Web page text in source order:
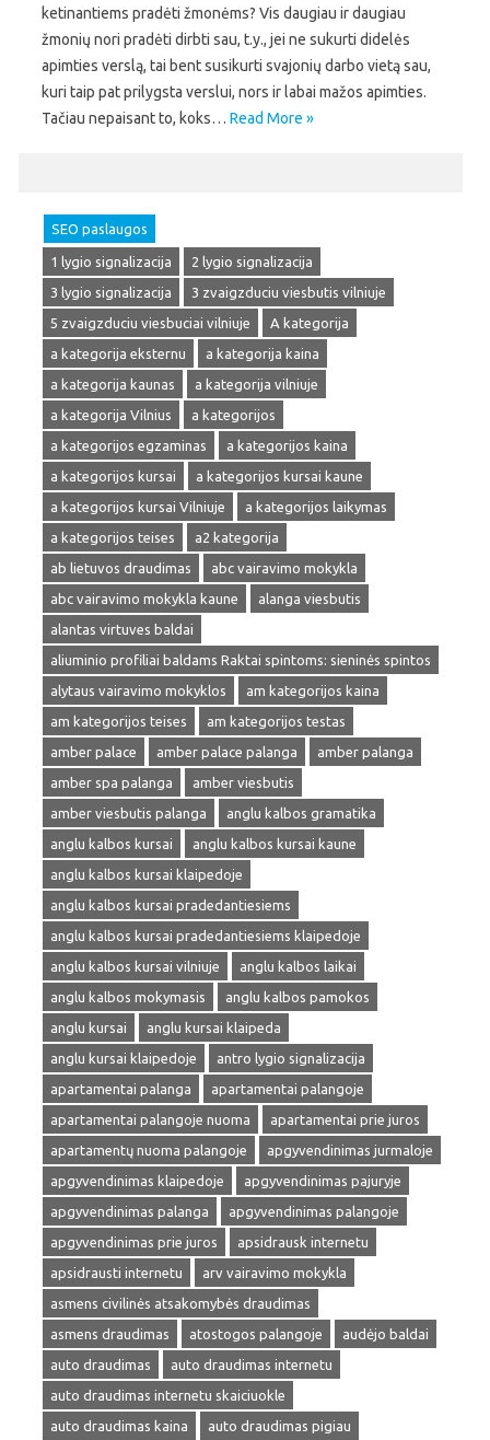
ketinantiems pradėti žmonėms? Vis daugiau ir daugiau
žmonių nori pradėti dirbti sau, t.y., jei ne sukurti didelės
apimties verslą, tai bent susikurti svajonių darbo vietą sau,
kuri taip pat prilygsta verslui, nors ir labai mažos apimties.
Tačiau nepaisant to, koks… Read More »
SEO paslaugos
1 lygio signalizacija
2 lygio signalizacija
3 lygio signalizacija
3 zvaigzduciu viesbutis vilniuje
5 zvaigzduciu viesbuciai vilniuje
A kategorija
a kategorija eksternu
a kategorija kaina
a kategorija kaunas
a kategorija vilniuje
a kategorija Vilnius
a kategorijos
a kategorijos egzaminas
a kategorijos kaina
a kategorijos kursai
a kategorijos kursai kaune
a kategorijos kursai Vilniuje
a kategorijos laikymas
a kategorijos teises
a2 kategorija
ab lietuvos draudimas
abc vairavimo mokykla
abc vairavimo mokykla kaune
alanga viesbutis
alantas virtuves baldai
aliuminio profiliai baldams Raktai spintoms: sieninės spintos
alytaus vairavimo mokyklos
am kategorijos kaina
am kategorijos teises
am kategorijos testas
amber palace
amber palace palanga
amber palanga
amber spa palanga
amber viesbutis
amber viesbutis palanga
anglu kalbos gramatika
anglu kalbos kursai
anglu kalbos kursai kaune
anglu kalbos kursai klaipedoje
anglu kalbos kursai pradedantiesiems
anglu kalbos kursai pradedantiesiems klaipedoje
anglu kalbos kursai vilniuje
anglu kalbos laikai
anglu kalbos mokymasis
anglu kalbos pamokos
anglu kursai
anglu kursai klaipeda
anglu kursai klaipedoje
antro lygio signalizacija
apartamentai palanga
apartamentai palangoje
apartamentai palangoje nuoma
apartamentai prie juros
apartamentų nuoma palangoje
apgyvendinimas jurmaloje
apgyvendinimas klaipedoje
apgyvendinimas pajuryje
apgyvendinimas palanga
apgyvendinimas palangoje
apgyvendinimas prie juros
apsidrausk internetu
apsidrausti internetu
arv vairavimo mokykla
asmens civilinės atsakomybės draudimas
asmens draudimas
atostogos palangoje
audėjo baldai
auto draudimas
auto draudimas internetu
auto draudimas internetu skaiciuokle
auto draudimas kaina
auto draudimas pigiau